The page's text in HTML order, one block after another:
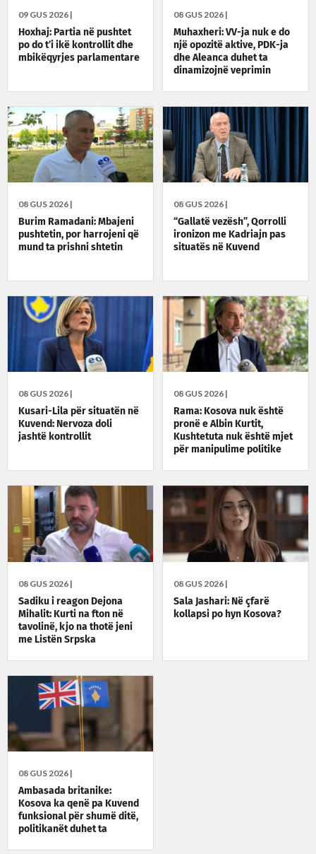
09 GUS 2026 |
Hoxhaj: Partia në pushtet
po do t’i ikë kontrollit dhe
mbikëqyrjes parlamentare
08 GUS 2026 |
Muhaxheri: VV-ja nuk e do
një opozitë aktive, PDK-ja
dhe Aleanca duhet ta
dinamizojnë veprimin
08 GUS 2026 |
Burim Ramadani: Mbajeni
pushtetin, por harrojeni që
mund ta prishni shtetin
08 GUS 2026 |
“Gallatë vezësh”, Qorrolli
ironizon me Kadriajn pas
situatës në Kuvend
08 GUS 2026 |
Kusari-Lila për situatën në
Kuvend: Nervoza doli
jashtë kontrollit
08 GUS 2026 |
Rama: Kosova nuk është
pronë e Albin Kurtit,
Kushtetuta nuk është mjet
për manipulime politike
08 GUS 2026 |
Sadiku i reagon Dejona
Mihalit: Kurti na fton në
tavolinë, kjo na thotë jeni
me Listën Srpska
08 GUS 2026 |
Sala Jashari: Në çfarë
kollapsi po hyn Kosova?
08 GUS 2026 |
Ambasada britanike:
Kosova ka qenë pa Kuvend
funksional për shumë ditë,
politikanët duhet ta